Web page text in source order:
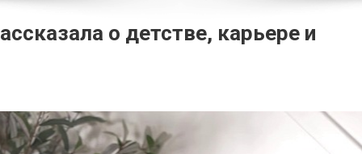
о детстве, карьере и